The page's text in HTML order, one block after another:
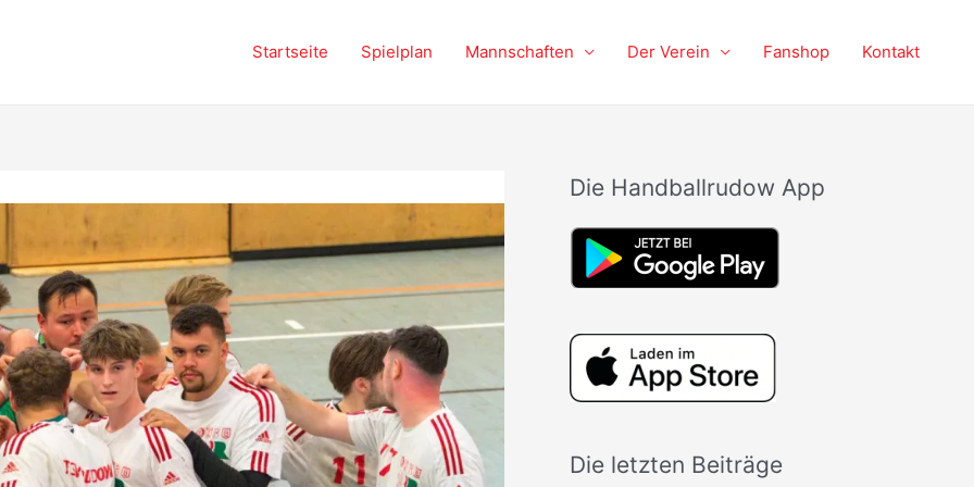
Startseite Spielplan Mannschaften Der Verein Fanshop Kontakt
Die Handballrudow App
Die letzten Beiträge